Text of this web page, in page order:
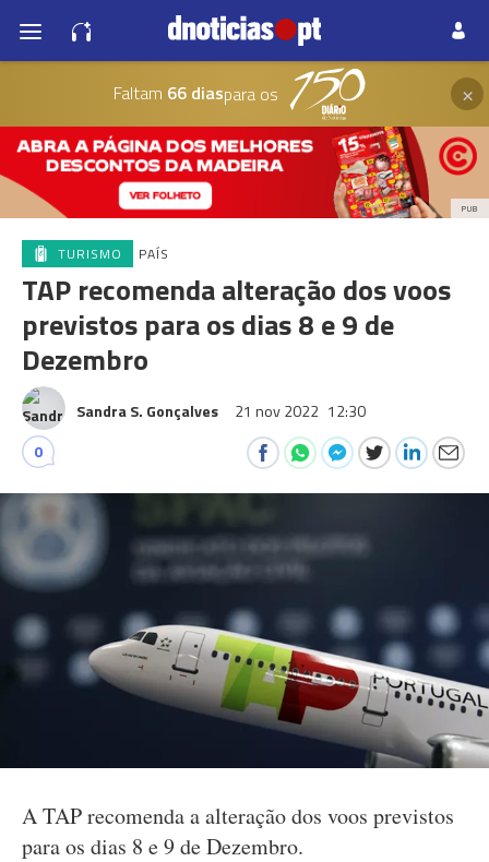
Faltam 66 diaspara os ×
PUB
TURISMO PAÍS
TAP recomenda alteração dos voos
previstos para os dias 8 e 9 de
Dezembro
Sandra S. Gonçalves 21 nov 2022 12:30
0
A TAP recomenda a alteração dos voos previstos
para os dias 8 e 9 de Dezembro.